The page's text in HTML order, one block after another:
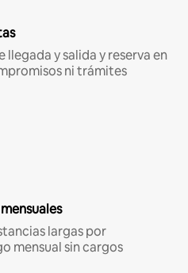
llegada y salida y reserva en
ni trámites
largas por
mensual sin cargos